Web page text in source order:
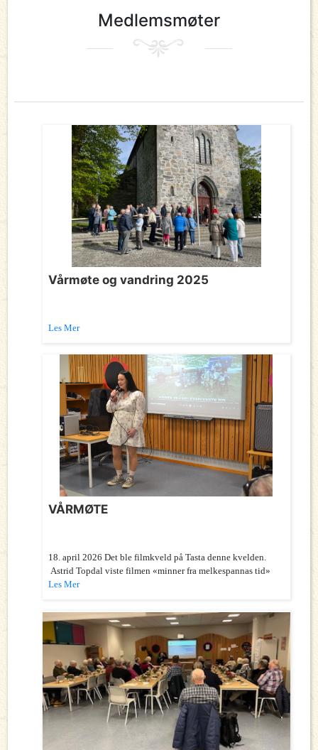
Medlemsmøter
Vårmøte og vandring 2025
Les Mer
VÅRMØTE
18. april 2026 Det ble filmkveld på Tasta denne kvelden.
Astrid Topdal viste filmen «minner fra melkespannas tid»
Les Mer